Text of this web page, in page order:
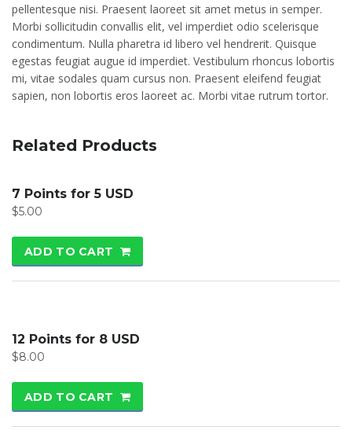
pellentesque nisi. Praesent laoreet sit amet metus in semper.
Morbi sollicitudin convallis elit, vel imperdiet odio scelerisque
condimentum. Nulla pharetra id libero vel hendrerit. Quisque
egestas feugiat augue id imperdiet. Vestibulum rhoncus lobortis
mi, vitae sodales quam cursus non. Praesent eleifend feugiat
sapien, non lobortis eros laoreet ac. Morbi vitae rutrum tortor.
Related Products
7 Points for 5 USD
$5.00
ADD TO CART
12 Points for 8 USD
$8.00
ADD TO CART